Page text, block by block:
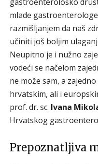
mlade
razmišljanjem da naš
učiniti još boljim
Neupitno je i nužno
vodeći se načelom
ne može sam, a
hrvatskim, ali i
prof. dr. sc. Ivana
Hrvatskog
Prepoznatljiva